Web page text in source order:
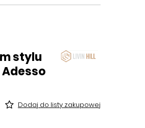
stylu
Dodaj do listy zakupowej